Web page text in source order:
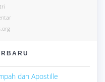
dan Apostille